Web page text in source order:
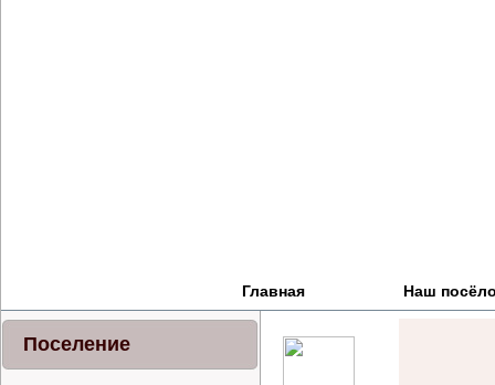
Главная Наш
Поселение